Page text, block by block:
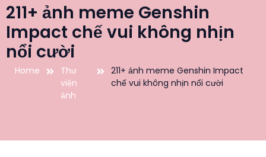
211+ ảnh meme Genshin
Impact chế vui không nhịn
nổi cười
Home
Thư
viện
ảnh
211+ ảnh meme Genshin Impact
chế vui không nhịn nổi cười